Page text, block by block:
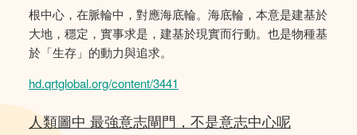
根中心，在脈輪中，對應海底輪。海底輪，本意是建基於
大地，穩定，實事求是，建基於現實而行動。也是物種基
於「生存」的動力與追求。
hd.qrtglobal.org/content/3441
人類圖中 最強意志閘門，不是意志中心呢